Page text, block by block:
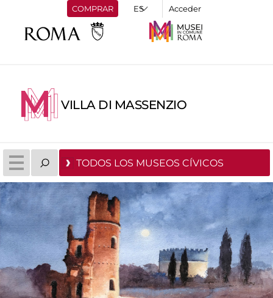
COMPRAR Acceder
VILLA DI MASSENZIO
TODOS LOS MUSEOS CÍVICOS